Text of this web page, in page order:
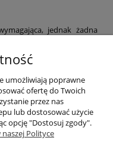
jednak żadna
etap, a także szereg
witaminy – nie zapominaj
sobie nieco relaksu
z naszej oferty.
umożliwiają poprawne
ofertę do Twoich
przez nas
lub dostosować użycie
opcję "Dostosuj zgody".
Polityce